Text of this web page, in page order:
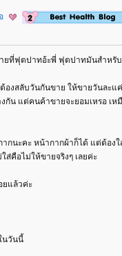
ยที่ฟุตปาทอ้ะพี่ ฟุตปาทมันสำหรับ
องสลับวันกันขาย ให้ขายวันละแ
กัน แต่คนค้าขายจะยอมเหรอ เห
กนะคะ หน้ากากผ้าก็ได้ แต่ต้อง
ส่คือไม่ให้ขายจริงๆ เลยค่ะ
ยแล้วค่ะ
นวันนี้